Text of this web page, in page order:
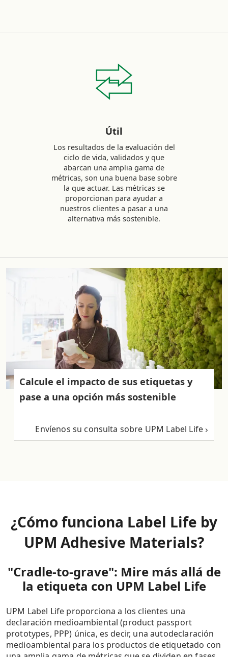
Útil
Los resultados de la evaluación del
ciclo de vida, validados y que
abarcan una amplia gama de
métricas, son una buena base sobre
la que actuar. Las métricas se
proporcionan para ayudar a
nuestros clientes a pasar a una
alternativa más sostenible.
Calcule el impacto de sus etiquetas y
pase a una opción más sostenible
Envíenos su consulta sobre UPM Label Life
¿Cómo funciona Label Life by
UPM Adhesive Materials?
"Cradle-to-grave": Mire más allá de
la etiqueta con UPM Label Life
UPM Label Life proporciona a los clientes una
declaración medioambiental (product passport
prototypes, PPP) única, es decir, una autodeclaración
medioambiental para los productos de etiquetado con